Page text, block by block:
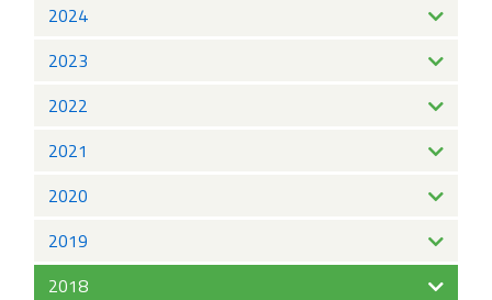
2024
2023
2022
2021
2020
2019
2018